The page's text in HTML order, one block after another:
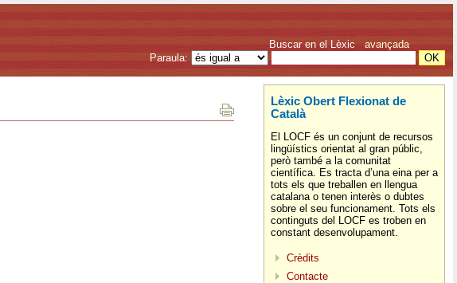
Buscar en el Lèxic avançada
Paraula:
Lèxic Obert Flexionat de
Català
El LOCF és un conjunt de recursos
lingüístics orientat al gran públic,
però també a la comunitat
científica. Es tracta d’una eina per a
tots els que treballen en llengua
catalana o tenen interès o dubtes
sobre el seu funcionament. Tots els
continguts del LOCF es troben en
constant desenvolupament.
Crèdits
Contacte